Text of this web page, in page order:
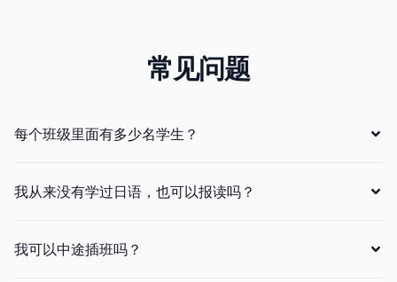
常见问题
每个班级里面有多少名学生？
我从来没有学过日语，也可以报读吗？
我可以中途插班吗？